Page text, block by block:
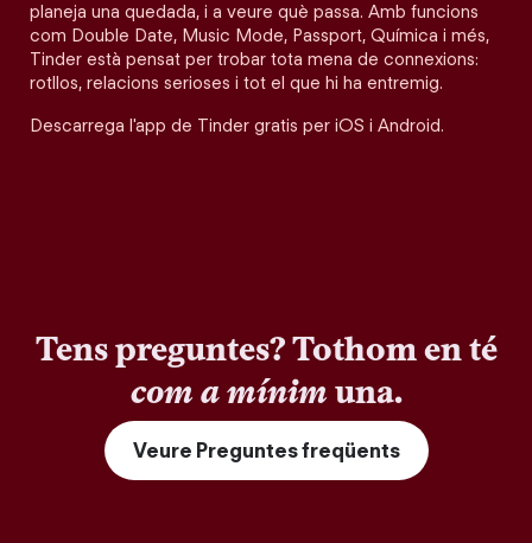
planeja una quedada, i a veure què passa. Amb funcions
com Double Date, Music Mode, Passport, Química i més,
Tinder està pensat per trobar tota mena de connexions:
rotllos, relacions serioses i tot el que hi ha entremig.
Descarrega l'app de Tinder gratis per iOS i Android.
Tens preguntes? Tothom en té
com a mínimuna.
Veure Preguntes freqüents